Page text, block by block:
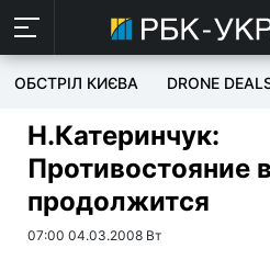
ОБСТРІЛ КИЄВА DRONE
Н.Катеринчук:
Противостояние
продолжится
07:00 04.03.2008 Вт